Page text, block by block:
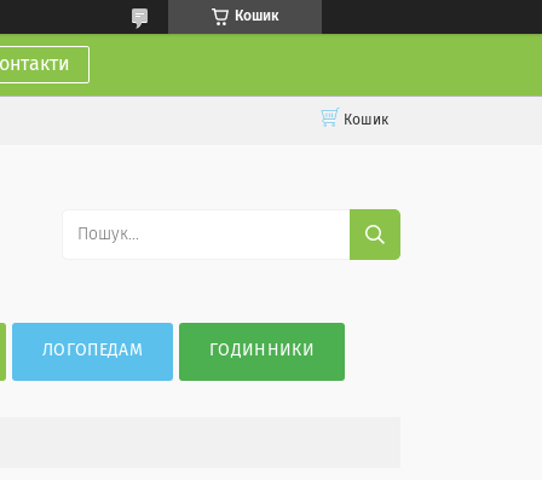
Кошик
Кошик
ЛОГОПЕДАМ ГОДИННИКИ